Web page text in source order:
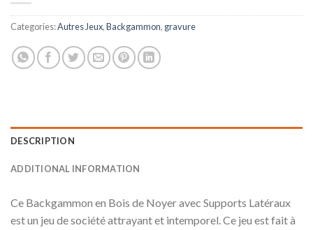
Categories:Autres Jeux,Backgammon, gravure
DESCRIPTION
ADDITIONAL INFORMATION
Ce Backgammon en Bois de Noyer avec Supports Latéraux
est un jeu de société attrayant et intemporel. Ce jeu est fait à